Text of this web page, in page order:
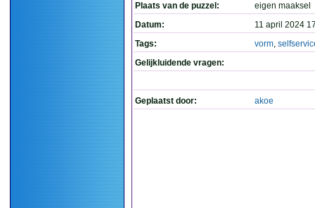
Plaats van de puzzel:
eigen maaksel
Datum:
11 april 2024
Tags:
vorm,
Gelijkluidende vragen:
Geplaatst door: akoe